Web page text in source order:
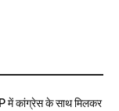
में कांग्रेस के साथ मिलकर